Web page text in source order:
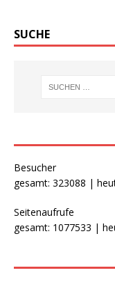
SUCHE
Besucher
gesamt: 323088 |
Seitenaufrufe
gesamt: 1077533 |